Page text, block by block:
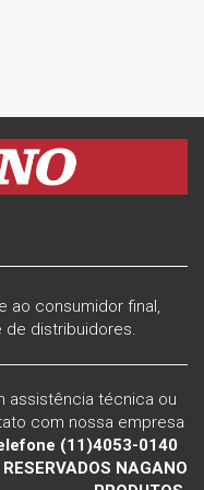
ao consumidor final,
de distribuidores.
assistência técnica ou
com nossa empresa
(11)4053-0140
NAGANO